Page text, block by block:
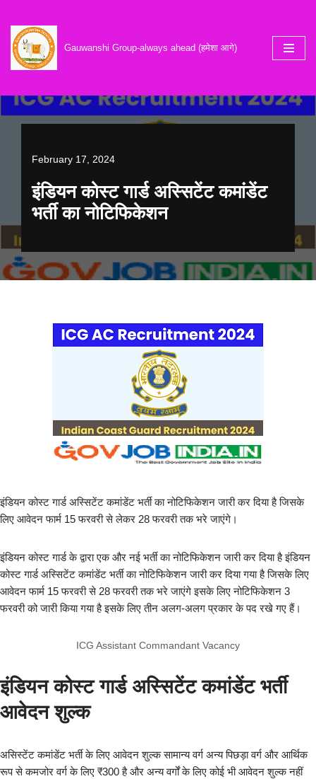
Skip
to
content
Gauwanshi Group-always ahead (हमेशा आगे)
February 17, 2024
इंडियन कोस्ट गार्ड अस्सिटेंट कमांडेंट
भर्ती का नोटिफिकेशन
इंडियन कोस्ट गार्ड अस्सिटेंट कमांडेंट भर्ती का नोटिफिकेशन जारी कर दिया है जिसके
लिए आवेदन फार्म 15 फरवरी से लेकर 28 फरवरी तक भरे जाएंगे।
इंडियन कोस्ट गार्ड के द्वारा एक और नई भर्ती का नोटिफिकेशन जारी कर दिया है इंडियन
कोस्ट गार्ड अस्सिटेंट कमांडेंट भर्ती का नोटिफिकेशन जारी कर दिया गया है जिसके लिए
आवेदन फार्म 15 फरवरी से 28 फरवरी तक भरे जाएंगे इसके लिए नोटिफिकेशन 3
फरवरी को जारी किया गया है इसके लिए तीन अलग-अलग प्रकार के पद रखे गए हैं।
ICG Assistant Commandant Vacancy
इंडियन कोस्ट गार्ड अस्सिटेंट कमांडेंट भर्ती
आवेदन शुल्क
असिस्टेंट कमांडेंट भर्ती के लिए आवेदन शुल्क सामान्य वर्ग अन्य पिछड़ा वर्ग और आर्थिक
रूप से कमजोर वर्ग के लिए ₹300 है और अन्य वर्गों के लिए कोई भी आवेदन शुल्क नहीं